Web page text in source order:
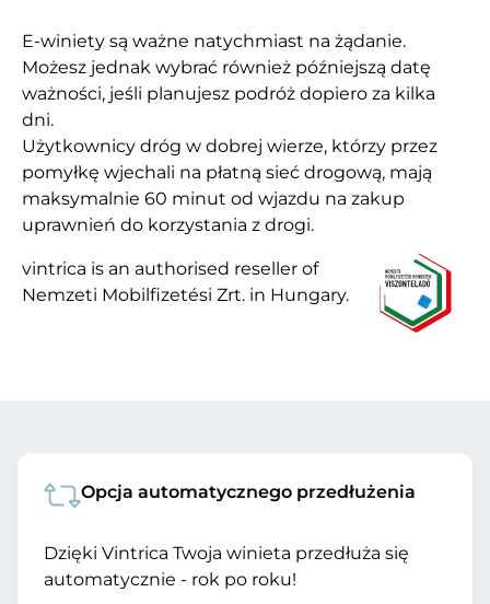
E-winiety są ważne natychmiast na żądanie.
Możesz jednak wybrać również późniejszą datę
ważności, jeśli planujesz podróż dopiero za kilka
dni.
Użytkownicy dróg w dobrej wierze, którzy przez
pomyłkę wjechali na płatną sieć drogową, mają
maksymalnie 60 minut od wjazdu na zakup
uprawnień do korzystania z drogi.
vintrica is an authorised reseller of
Nemzeti Mobilfizetési Zrt. in Hungary.
Opcja automatycznego przedłużenia
Dzięki Vintrica Twoja winieta przedłuża się
automatycznie - rok po roku!